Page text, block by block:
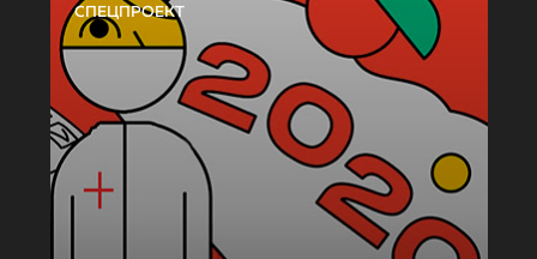
СПЕЦПРОЕКТ